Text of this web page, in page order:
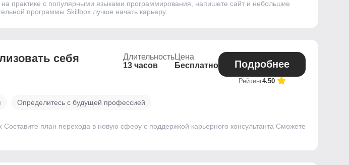
практике с популярными языками программирования, напишете сайт и небольшие
программы Skillbox лучше начать карьеру.
себя
Длительность
13 часов
Цена
Бесплатно
Подробнее
Рейтинг4.50
Определитесь с будущей профессией
план перехода в новую сферу с поддержкой карьерного консультанта Сможете